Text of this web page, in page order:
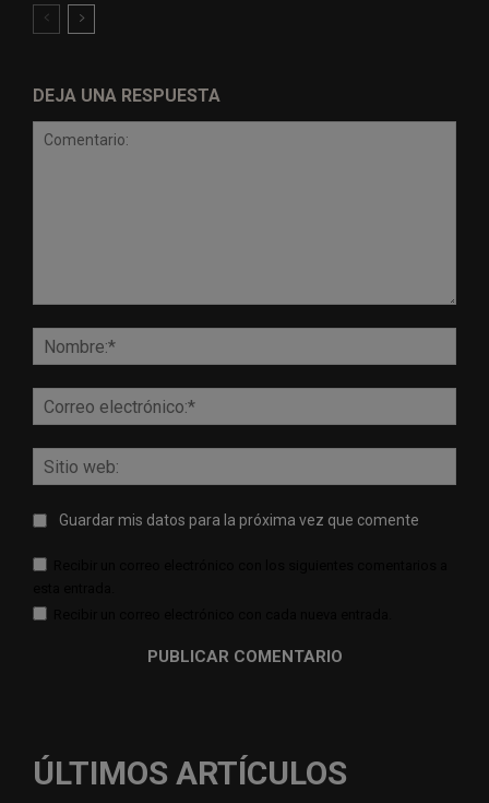
DEJA UNA RESPUESTA
Guardar mis datos para la próxima vez que comente
ÚLTIMOS ARTÍCULOS